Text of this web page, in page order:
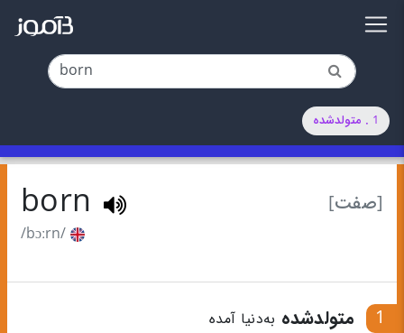
1 . متولدشده
[صفت] born
/bɔːrn/
1 متولدشده به‌دنیا آمده